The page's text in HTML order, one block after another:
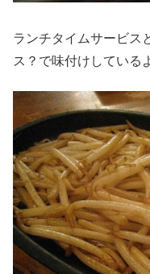
ランチタイムサービス
ス？で味付けしている